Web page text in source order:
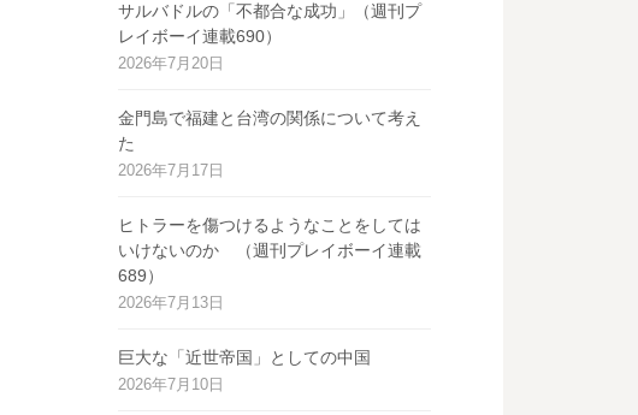
サルバドルの「不都合な成功」（週刊プ
レイボーイ連載690）
2026年7月20日
金門島で福建と台湾の関係について考え
た
2026年7月17日
ヒトラーを傷つけるようなことをしては
いけないのか （週刊プレイボーイ連載
689）
2026年7月13日
巨大な「近世帝国」としての中国
2026年7月10日